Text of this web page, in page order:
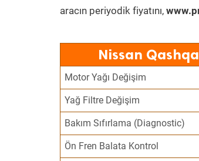
aracın periyodik fiyatını,
Nissan
Motor Yağı Değişim
Yağ Filtre Değişim
Bakım Sıfırlama (Diagnostic)
Ön Fren Balata Kontrol